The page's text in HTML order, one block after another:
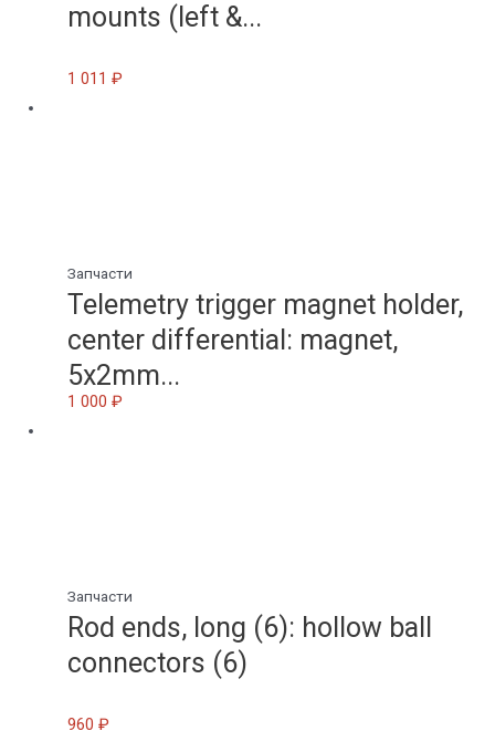
mounts (left &...
1 011₽
Запчасти
Telemetry trigger magnet holder,
center differential: magnet,
5x2mm...
1 000₽
Запчасти
Rod ends, long (6): hollow ball
connectors (6)
960₽